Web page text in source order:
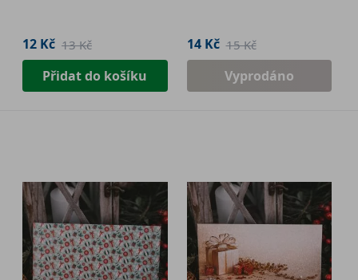
12 Kč 13 Kč
Přidat do košíku
14 Kč 15 Kč
Vyprodáno